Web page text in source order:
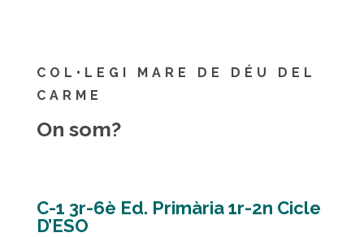
COL•LEGI MARE DE DÉU DEL
CARME
On som?
C-1 3r-6è Ed. Primària 1r-2n Cicle
D’ESO